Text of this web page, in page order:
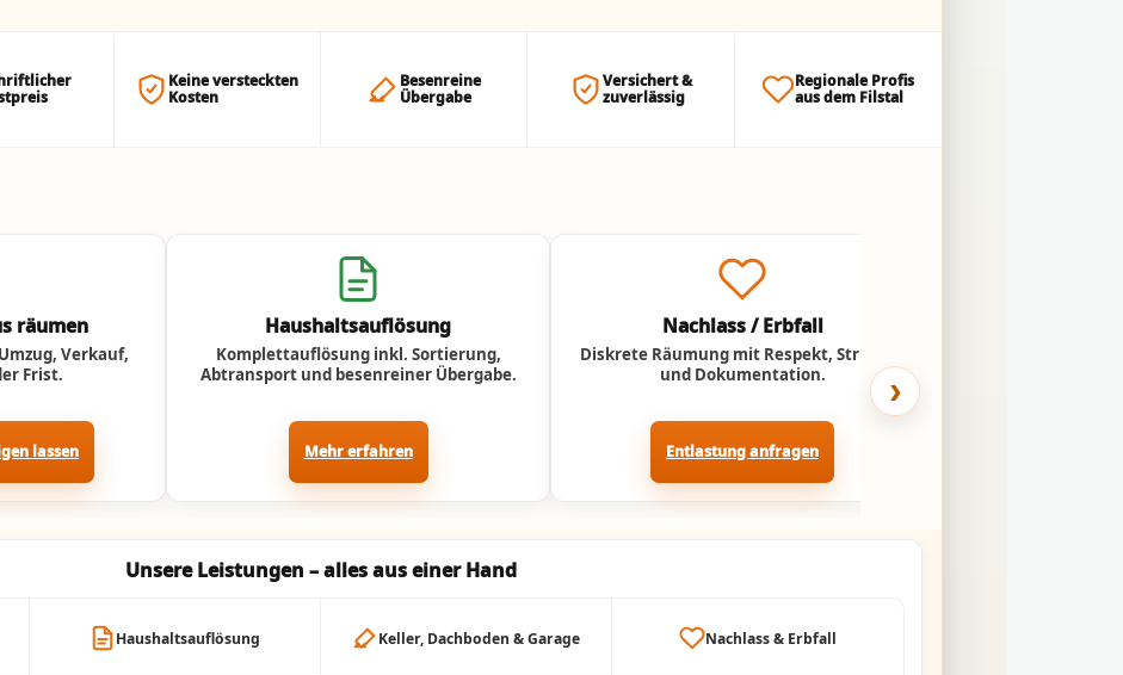
Keine versteckten
Kosten
Besenreine
Übergabe
Versichert &
zuverlässig
Regionale Profis
aus dem Filstal
räumen
Verkauf,
Frist.
lassen
Haushaltsauflösung
Komplettauflösung inkl. Sortierung,
Abtransport und besenreiner Übergabe.
Mehr erfahren
Nachlass / Erbfall
Diskrete Räumung mit Respekt, Struktur
und Dokumentation.
Entlastung anfragen
›
Unsere Leistungen – alles aus einer Hand
Haushaltsauflösung Keller, Dachboden & Garage Nachlass & Erbfall